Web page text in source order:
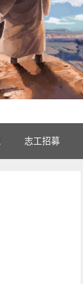
志工招募